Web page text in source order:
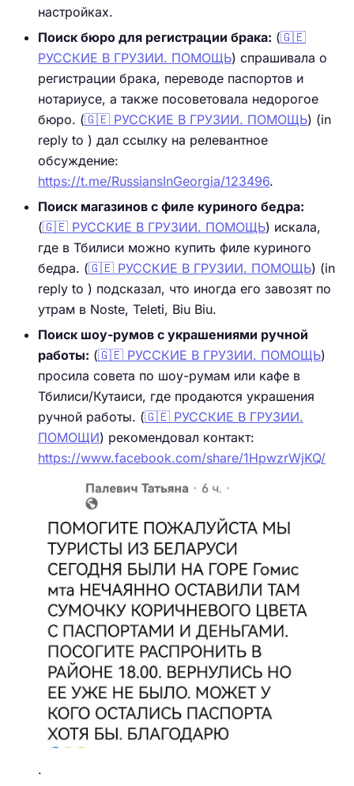
настройках.
Поиск бюро для регистрации брака: (🇬🇪
РУССКИЕ В ГРУЗИИ. ПОМОЩЬ) спрашивала о
регистрации брака, переводе паспортов и
нотариусе, а также посоветовала недорогое
бюро. (🇬🇪 РУССКИЕ В ГРУЗИИ. ПОМОЩЬ) (in
reply to ) дал ссылку на релевантное
обсуждение:
https://t.me/RussiansInGeorgia/123496.
Поиск магазинов с филе куриного бедра:
(🇬🇪 РУССКИЕ В ГРУЗИИ. ПОМОЩЬ) искала,
где в Тбилиси можно купить филе куриного
бедра. (🇬🇪 РУССКИЕ В ГРУЗИИ. ПОМОЩЬ) (in
reply to ) подсказал, что иногда его завозят по
утрам в Noste, Teleti, Biu Biu.
Поиск шоу-румов с украшениями ручной
работы: (🇬🇪 РУССКИЕ В ГРУЗИИ. ПОМОЩЬ)
просила совета по шоу-румам или кафе в
Тбилиси/Кутаиси, где продаются украшения
ручной работы. (🇬🇪 РУССКИЕ В ГРУЗИИ.
ПОМОЩИ) рекомендовал контакт:
https://www.facebook.com/share/1HpwzrWjKQ/
.